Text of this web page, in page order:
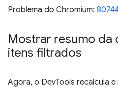
Problema do Chromium:
Mostrar resumo da
itens filtrados
Agora, o DevTools recalcula